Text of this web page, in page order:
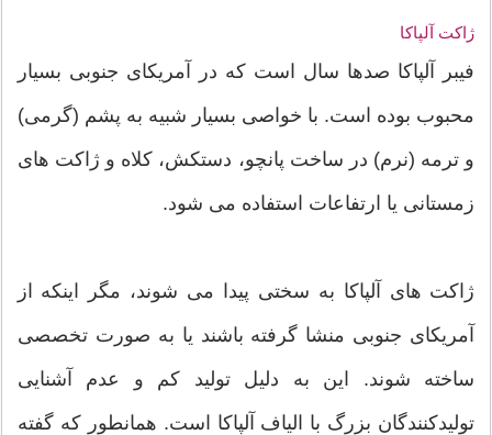
ژاکت آلپاکا
فیبر آلپاکا صدها سال است که در آمریکای جنوبی بسیار
محبوب بوده است. با خواصی بسیار شبیه به پشم (گرمی)
و ترمه (نرم) در ساخت پانچو، دستکش، کلاه و ژاکت های
زمستانی یا ارتفاعات استفاده می شود.
ژاکت های آلپاکا به سختی پیدا می شوند، مگر اینکه از
آمریکای جنوبی منشا گرفته باشند یا به صورت تخصصی
ساخته شوند. این به دلیل تولید کم و عدم آشنایی
تولیدکنندگان بزرگ با الیاف آلپاکا است. همانطور که گفته